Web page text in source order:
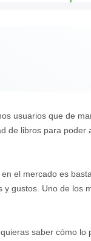
usuarios que de
de libros para poder
el mercado es
gustos. Uno de los
saber cómo lo